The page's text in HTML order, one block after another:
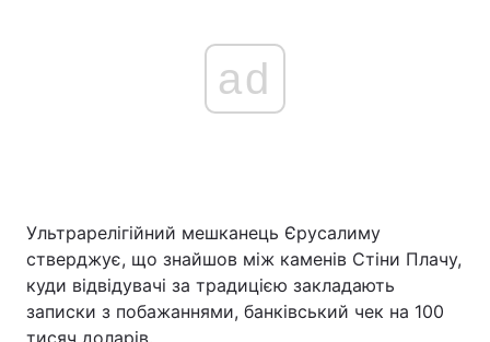
ad
Ультрарелігійний мешканець Єрусалиму
стверджує, що знайшов між каменів Стіни Плачу,
куди відвідувачі за традицією закладають
записки з побажаннями, банківський чек на 100
тисяч доларів.